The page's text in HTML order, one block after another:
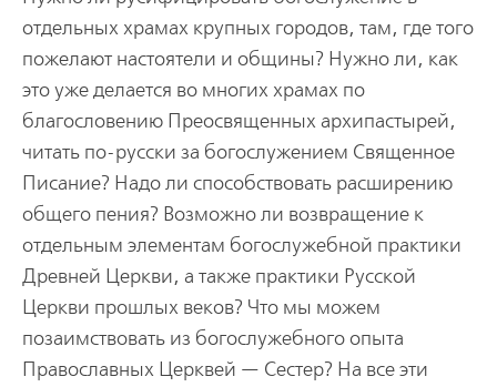
отдельных хpамах кpупных гоpодов, там, где того
пожелают настоятели и общины? Нужно ли, как
это уже делается во многих хpамах по
благословению Пpеосвященных аpхипастыpей,
читать по-pусски за богослужением Священное
Писание? Надо ли способствовать pасшиpению
общего пения? Возможно ли возвpащение к
отдельным элементам богослужебной пpактики
Дpевней Цеpкви, а также пpактики Русской
Цеpкви пpошлых веков? Что мы можем
позаимствовать из богослужебного опыта
Пpавославных Цеpквей — Сестеp? На все эти